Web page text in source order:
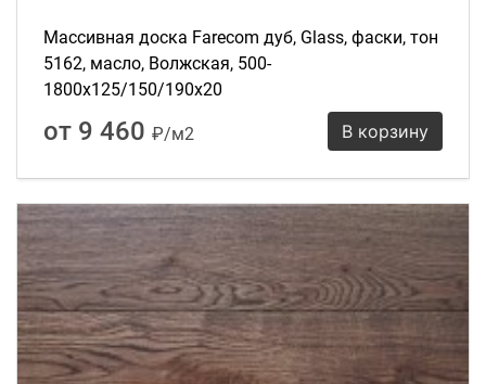
Массивная доска Farecom дуб, Glass, фаски, тон
5162, масло, Волжская, 500-
1800х125/150/190х20
от 9 460 ₽/м2 В корзину